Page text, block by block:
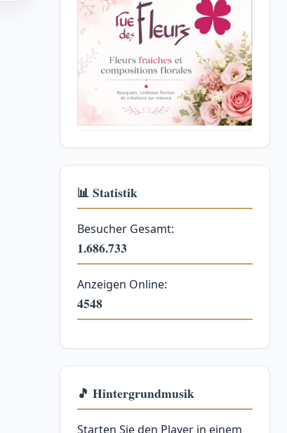
📊 Statistik
Besucher Gesamt:
1.686.733
Anzeigen Online:
4548
🎵 Hintergrundmusik
Starten Sie den Player in einem